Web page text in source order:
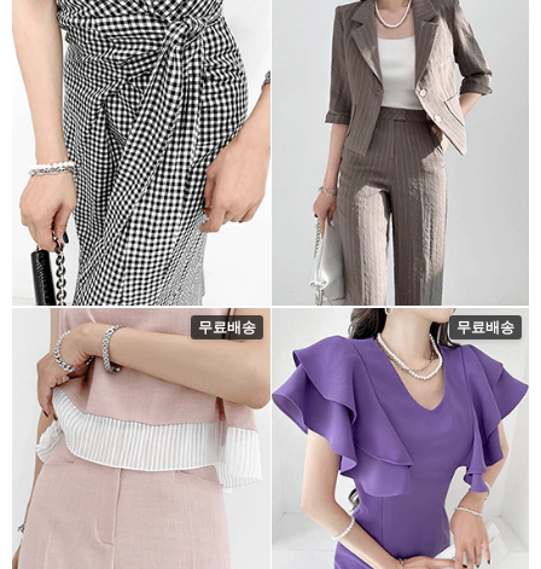
무료배송 무료배송